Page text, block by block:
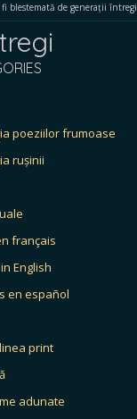
fi blestemată de generații întregi
poeziilor frumoase
rușinii
français
English
en español
print
adunate